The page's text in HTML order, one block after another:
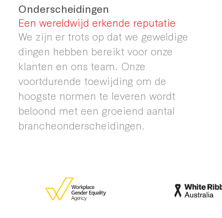
Onderscheidingen
Een wereldwijd erkende reputatie
We zijn er trots op dat we geweldige
dingen hebben bereikt voor onze
klanten en ons team. Onze
voortdurende toewijding om de
hoogste normen te leveren wordt
beloond met een groeiend aantal
brancheonderscheidingen.